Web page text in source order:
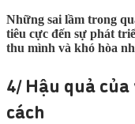
Những sai lầm trong
tiêu cực đến sự phát
thu mình và khó hòa
4/ Hậu quả
cách